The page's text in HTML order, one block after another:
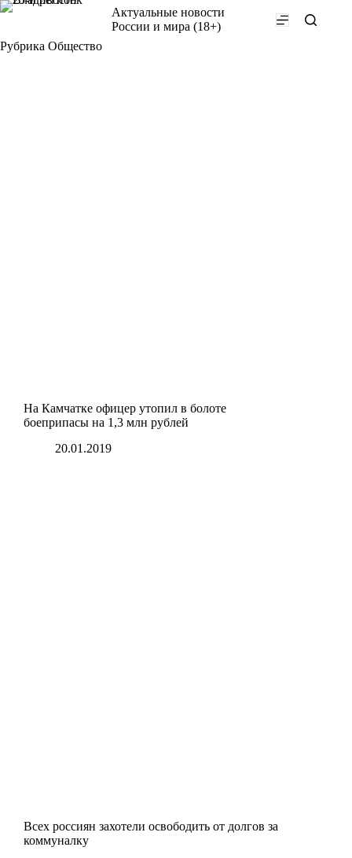
Перейти
Актуальные новости
России и мира (18+)
Рубрика Общество
На Камчатке офицер утопил в болоте
боеприпасы на 1,3 млн рублей
20.01.2019
Всех россиян захотели освободить от долгов за
коммуналку